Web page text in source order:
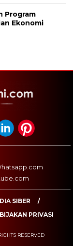
Program
Ekonomi
SIBER
PRIVASI
RESERVED